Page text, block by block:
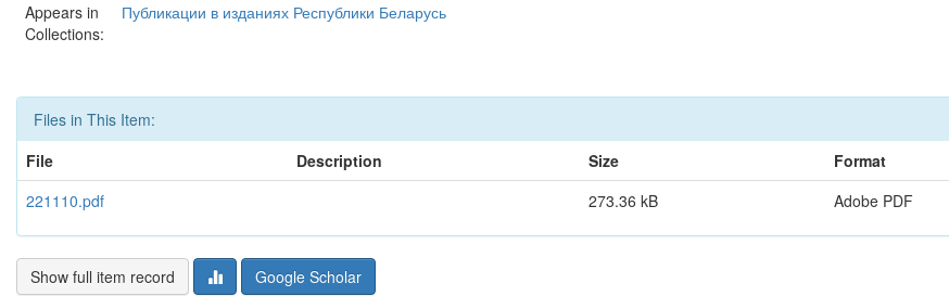
Appears in
Collections:
Публикации в изданиях Республики Беларусь
Files in This Item:
File
Description Size
Format
221110.pdf
273.36 kB Adobe PDF
Show full item record Google Scholar